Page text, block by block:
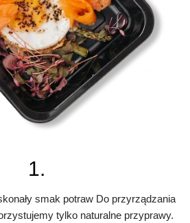
1.
smak potraw Do przyrządzania
tylko naturalne przyprawy.